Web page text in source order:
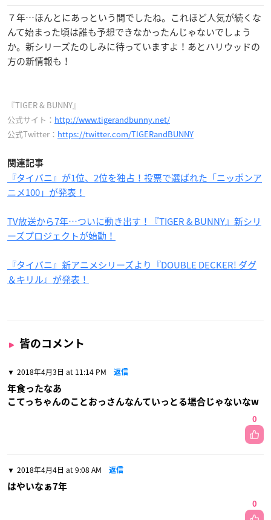
７年…ほんとにあっという間でしたね。これほど人気が続くな
んて始まった頃は誰も予想できなかったんじゃないでしょう
か。新シリーズたのしみに待っていますよ！あとハリウッドの
方の新情報も！
『TIGER & BUNNY』
公式サイト： http://www.tigerandbunny.net/
公式Twitter： https://twitter.com/TIGERandBUNNY
関連記事
『タイバニ』が1位、2位を独占！投票で選ばれた「ニッポンア
ニメ100」が発表！
TV放送から7年…ついに動き出す！『TIGER & BUNNY』新シリ
ーズプロジェクトが始動！
『タイバニ』新アニメシリーズより『DOUBLE DECKER! ダグ
＆キリル』が発表！
皆のコメント
2018年4月3日 at 11:14 PM 返信
年食ったなあ
こてっちゃんのことおっさんなんていっとる場合じゃないなw
0
2018年4月4日 at 9:08 AM 返信
はやいなぁ7年
0